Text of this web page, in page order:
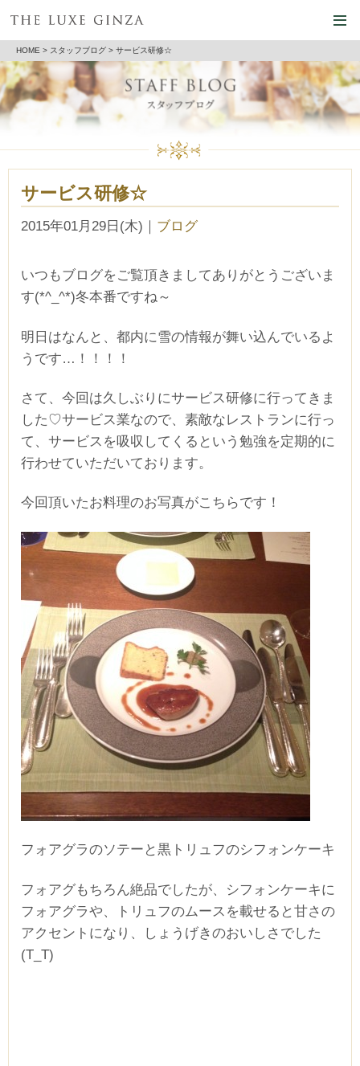
HOME > スタッフブログ > サービス研修☆
サービス研修☆
2015年01月29日(木) ｜ ブログ
いつもブログをご覧頂きましてありがとうございま
す(*^_^*)冬本番ですね～
明日はなんと、都内に雪の情報が舞い込んでいるよ
うです…！！！！
さて、今回は久しぶりにサービス研修に行ってきま
した♡サービス業なので、素敵なレストランに行っ
て、サービスを吸収してくるという勉強を定期的に
行わせていただいております。
今回頂いたお料理のお写真がこちらです！
フォアグラのソテーと黒トリュフのシフォンケーキ
フォアグもちろん絶品でしたが、シフォンケーキに
フォアグラや、トリュフのムースを載せると甘さの
アクセントになり、しょうげきのおいしさでした
(T_T)